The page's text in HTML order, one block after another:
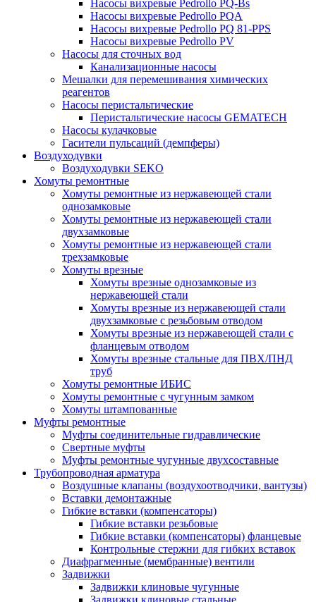
Насосы вихревые Pedrollo PQ-Bs
Насосы вихревые Pedrollo PQA
Насосы вихревые Pedrollo PQ 81-PPS
Насосы вихревые Pedrollo PV
Насосы для сточных вод
Канализационные насосы
Мешалки для перемешивания химических
реагентов
Насосы перистальтические
Перистальтические насосы GEMATECH
Насосы кулачковые
Гасители пульсаций (демпферы)
Воздуходувки
Воздуходувки SEKO
Хомуты ремонтные
Хомуты ремонтные из нержавеющей стали
однозамковые
Хомуты ремонтные из нержавеющей стали
двухзамковые
Хомуты ремонтные из нержавеющей стали
трехзамковые
Хомуты врезные
Хомуты врезные однозамковые из
нержавеющей стали
Хомуты врезные из нержавеющей стали
двухзамковые с резьбовым отводом
Хомуты врезные из нержавеющей стали с
фланцевым отводом
Хомуты врезные стальные для ПВХ/ПНД
труб
Хомуты ремонтные ИБИС
Хомуты ремонтные с чугунным замком
Хомуты штампованные
Муфты ремонтные
Муфты соединительные гидравлические
Свертные муфты
Муфты ремонтные чугунные двухсоставные
Трубопроводная арматура
Воздушные клапаны (воздухоотводчики, вантузы)
Вставки демонтажные
Гибкие вставки (компенсаторы)
Гибкие вставки резьбовые
Гибкие вставки (компенсаторы) фланцевые
Контрольные стержни для гибких вставок
Диафрагменные (мембранные) вентили
Задвижки
Задвижки клиновые чугунные
Задвижки клиновые стальные